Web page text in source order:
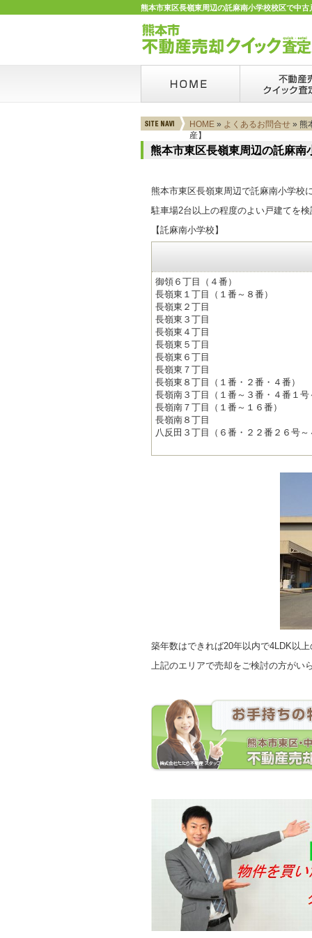
熊本市東区長嶺東周辺の託麻南小学校校区で中
HOME » よくあるお問合せ » 熊
産】
熊本市東区長嶺東周辺の託麻南
熊本市東区長嶺東周辺で託麻南小学校
駐車場2台以上の程度のよい戸建てを検
【託麻南小学校】
御領６丁目（４番）
長嶺東１丁目（１番～８番）
長嶺東２丁目
長嶺東３丁目
長嶺東４丁目
長嶺東５丁目
長嶺東６丁目
長嶺東７丁目
長嶺東８丁目（１番・２番・４番）
長嶺南３丁目（１番～３番・４番１
長嶺南７丁目（１番～１６番）
長嶺南８丁目
八反田３丁目（６番・２２番２６号～
築年数はできれば20年以内で4LDK以上
上記のエリアで売却をご検討の方がい